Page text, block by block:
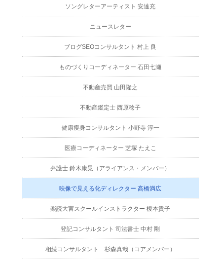
ソングレターアーティスト 安達充
ニュースレター
ブログSEOコンサルタント 村上 良
ものづくりコーディネーター 石田七瀬
不動産売買 山田隆之
不動産鑑定士 西原稔子
健康痩身コンサルタント 小野寺 淳一
医療コーディネーター 芝塚 たえこ
弁護士 鈴木康晃（アライアンス・メンバー）
映像で見える化ディレクター 高橋満広
楽読大宮スクールインストラクター 榎本貴子
登記コンサルタント 司法書士 中村 剛
相続コンサルタント 杉森真哉（コアメンバー）